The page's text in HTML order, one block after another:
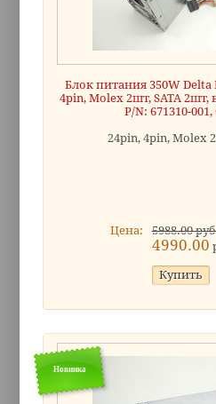
Блок питания 350W Delta
4pin, Molex 2шт, SATA 2шт,
P/N: 671310-001,
24pin, 4pin, Molex
Цена: 5988.00
4990.00
Новинка